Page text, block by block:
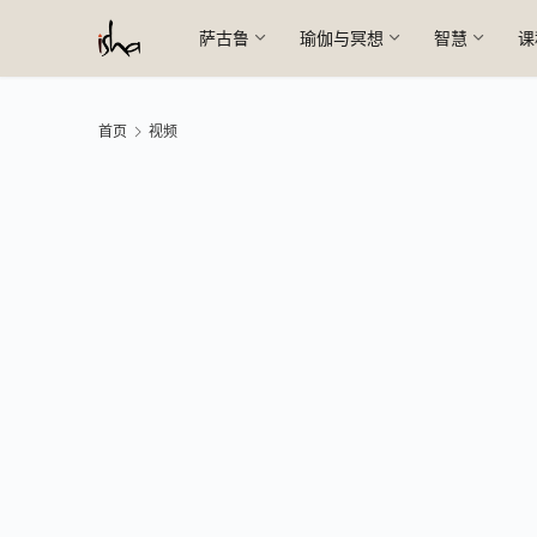
萨古鲁 瑜伽与冥想 智慧
首页 视频